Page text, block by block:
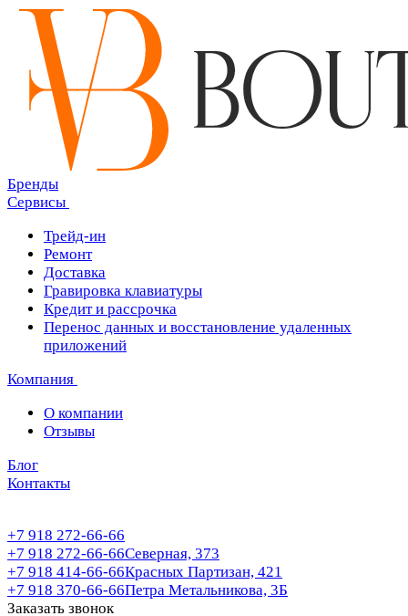
Бренды
Сервисы
Трейд-ин
Ремонт
Доставка
Гравировка клавиатуры
Кредит и рассрочка
Перенос данных и восстановление удаленных
приложений
Компания
О компании
Отзывы
Блог
Контакты
+7 918 272-66-66
+7 918 272-66-66Северная, 373
+7 918 414-66-66Красных Партизан, 421
+7 918 370-66-66Петра Метальникова, 3Б
Заказать звонок